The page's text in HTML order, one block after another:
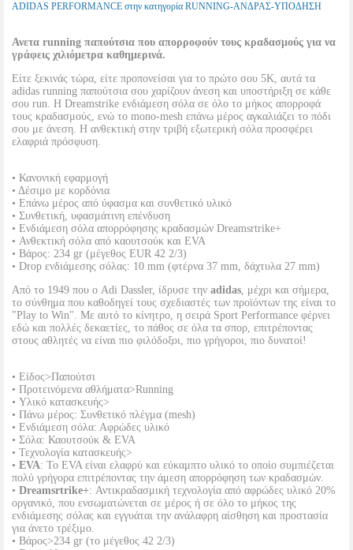
ADIDAS PERFORMANCE στην κατηγορία RUNNING-ΑΝΔΡΑΣ-ΥΠΟΔΗΣΗ
Ανετα running παπούτσια που απορροφούν τους κραδασμούς για να
γράφεις χιλιόμετρα καθημερινά.
Είτε ξεκινάς τώρα, είτε προπονείσαι για το πρώτο σου 5K, αυτά τα
adidas running παπούτσια σου χαρίζουν άνεση και υποστήριξη σε κάθε
σου run. Η Dreamstrike ενδιάμεση σόλα σε όλο το μήκος απορροφά
τους κραδασμούς, ενώ το mono-mesh επάνω μέρος αγκαλιάζει το πόδι
σου με άνεση. Η ανθεκτική στην τριβή εξωτερική σόλα προσφέρει
ελαφριά πρόσφυση.
• Κανονική εφαρμογή
• Δέσιμο με κορδόνια
• Επάνω μέρος από ύφασμα και συνθετικό υλικό
• Συνθετική, υφασμάτινη επένδυση
• Ενδιάμεση σόλα απορρόφησης κραδασμών Dreamsrtrike+
• Ανθεκτική σόλα από καουτσούκ και EVA
• Βάρος: 234 gr (μέγεθος EUR 42 2/3)
• Drop ενδιάμεσης σόλας: 10 mm (φτέρνα 37 mm, δάχτυλα 27 mm)
Από το 1949 που ο Adi Dassler, ίδρυσε την adidas, μέχρι και σήμερα,
το σύνθημα που καθοδηγεί τους σχεδιαστές των προϊόντων της είναι το
"Play to Win". Με αυτό το κίνητρο, η σειρά Sport Performance φέρνει
εδώ και πολλές δεκαετίες, το πάθος σε όλα τα σπορ, επιτρέποντας
στους αθλητές να είναι πιο φιλόδοξοι, πιο γρήγοροι, πιο δυνατοί!
• Είδος>Παπούτσι
• Προτεινόμενα αθλήματα>Running
• Υλικό κατασκευής>
• Πάνω μέρος: Συνθετικό πλέγμα (mesh)
• Ενδιάμεση σόλα: Αφρώδες υλικό
• Σόλα: Καουτσούκ & EVA
• Τεχνολογία κατασκευής>
• EVA: To EVA είναι ελαφρύ και εύκαμπτο υλικό το οποίο συμπιέζεται
πολύ γρήγορα επιτρέποντας την άμεση απορρόφηση των κραδασμών.
• Dreamsrtrike+: Αντικραδασμική τεχνολογία από αφρώδες υλικό 20%
οργανικό, που ενσωματώνεται σε μέρος ή σε όλο το μήκος της
ενδιάμεσης σόλας και εγγυάται την ανάλαφρη αίσθηση και προστασία
για άνετο τρέξιμο.
• Βάρος>234 gr (το μέγεθος 42 2/3)